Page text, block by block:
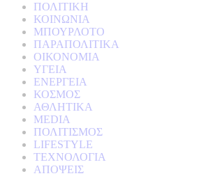
ΠΟΛΙΤΙΚΗ
ΚΟΙΝΩΝΙΑ
ΜΠΟΥΡΛΟΤΟ
ΠΑΡΑΠΟΛΙΤΙΚΑ
ΟΙΚΟΝΟΜΙΑ
ΥΓΕΙΑ
ΕΝΕΡΓΕΙΑ
ΚΟΣΜΟΣ
ΑΘΛΗΤΙΚΑ
MEDIA
ΠΟΛΙΤΙΣΜΟΣ
LIFESTYLE
ΤΕΧΝΟΛΟΓΙΑ
ΑΠΟΨΕΙΣ